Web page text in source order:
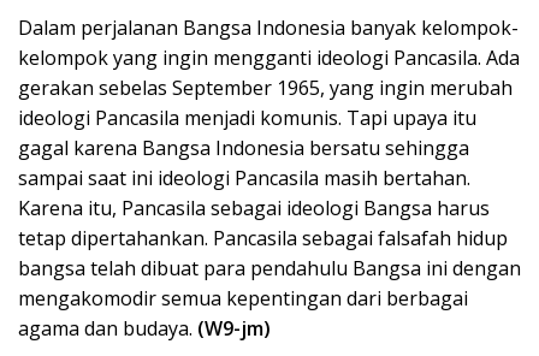
Dalam perjalanan Bangsa Indonesia banyak kelompok-
kelompok yang ingin mengganti ideologi Pancasila. Ada
gerakan sebelas September 1965, yang ingin merubah
ideologi Pancasila menjadi komunis. Tapi upaya itu
gagal karena Bangsa Indonesia bersatu sehingga
sampai saat ini ideologi Pancasila masih bertahan.
Karena itu, Pancasila sebagai ideologi Bangsa harus
tetap dipertahankan. Pancasila sebagai falsafah hidup
bangsa telah dibuat para pendahulu Bangsa ini dengan
mengakomodir semua kepentingan dari berbagai
agama dan budaya. (W9-jm)